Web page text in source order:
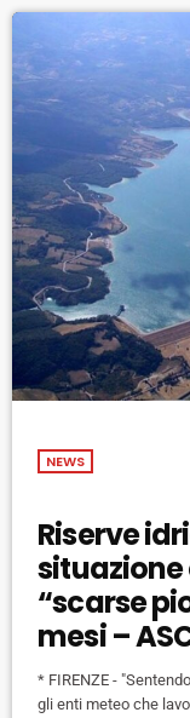
NEWS
Riserve
situazione
“scarse
mesi –
* FIRENZE -
gli enti meteo che